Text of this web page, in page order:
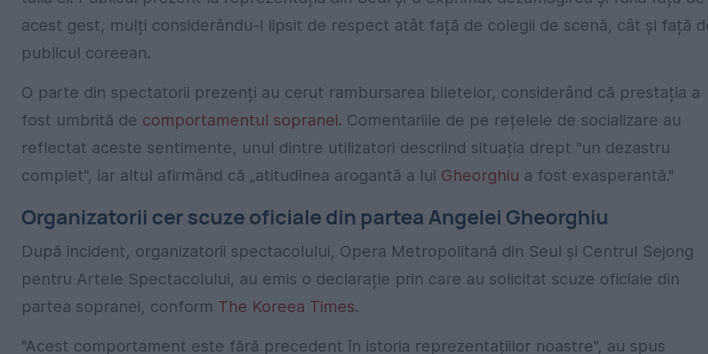
acest gest, mulți considerându-l lipsit de respect atât față de colegii de scenă, cât și față
publicul coreean.
O parte din spectatorii prezenți au cerut rambursarea biletelor, considerând că prestația a
fost umbrită de comportamentul sopranei. Comentariile de pe rețelele de socializare au
reflectat aceste sentimente, unul dintre utilizatori descriind situația drept "un dezastru
complet", iar altul afirmând că „atitudinea arogantă a lui Gheorghiu a fost exasperantă."
Organizatorii cer scuze oficiale din partea Angelei Gheorghiu
După incident, organizatorii spectacolului, Opera Metropolitană din Seul și Centrul Sejong
pentru Artele Spectacolului, au emis o declarație prin care au solicitat scuze oficiale din
partea sopranei, conform The Koreea Times.
"Acest comportament este fără precedent în istoria reprezentațiilor noastre", au spus